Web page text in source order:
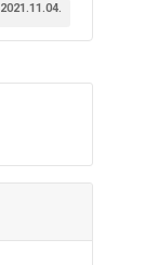
2021.11.04.